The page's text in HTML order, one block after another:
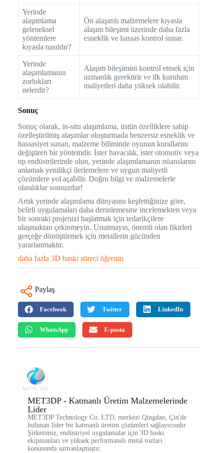
Yerinde
alaşımlama
geleneksel
yöntemlere
kıyasla nasıldır?
Ön alaşımlı malzemelere kıyasla
alaşım bileşimi üzerinde daha fazla
esneklik ve hassas kontrol sunar.
Yerinde
alaşımlamanın
zorlukları
nelerdir?
Alaşım bileşimini kontrol etmek için
uzmanlık gerektirir ve ilk kurulum
maliyetleri daha yüksek olabilir.
Sonuç
Sonuç olarak, in-situ alaşımlama, üstün özelliklere sahip
özelleştirilmiş alaşımlar oluşturmada benzersiz esneklik ve
hassasiyet sunan, malzeme biliminde oyunun kurallarını
değiştiren bir yöntemdir. İster havacılık, ister otomotiv veya
tıp endüstrilerinde olun, yerinde alaşımlamanın nüanslarını
anlamak yenilikçi ilerlemelere ve uygun maliyetli
çözümlere yol açabilir. Doğru bilgi ve malzemelerle
olasılıklar sonsuzdur!
Artık yerinde alaşımlama dünyasını keşfettiğinize göre,
belirli uygulamaları daha derinlemesine incelemekten veya
bir sonraki projenizi başlatmak için tedarikçilere
ulaşmaktan çekinmeyin. Unutmayın, önemli olan fikirleri
gerçeğe dönüştürmek için metallerin gücünden
yararlanmaktır.
daha fazla 3D baskı süreci öğrenin
Paylaş
Facebook Twitter LinkedIn
WhatsApp E-posta
MET3DP - Katmanlı Üretim Malzemelerinde
Lider
MET3DP Technology Co, LTD, merkezi Qingdao, Çin'de
bulunan lider bir katmanlı üretim çözümleri sağlayıcısıdır.
Şirketimiz, endüstriyel uygulamalar için 3D baskı
ekipmanları ve yüksek performanslı metal tozları
konusunda uzmanlaşmıştır.